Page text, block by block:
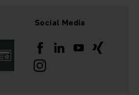
Social Media